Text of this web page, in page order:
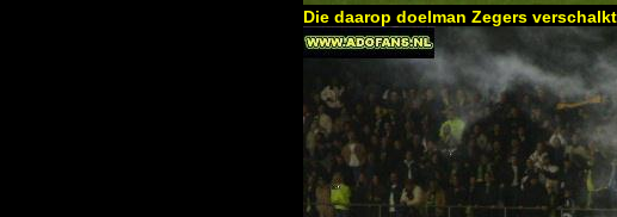
Die daarop doelman Zegers